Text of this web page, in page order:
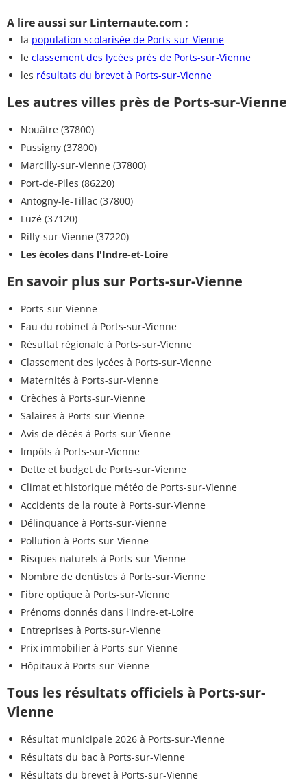
A lire aussi sur Linternaute.com :
la population scolarisée de Ports-sur-Vienne
le classement des lycées près de Ports-sur-Vienne
les résultats du brevet à Ports-sur-Vienne
Les autres villes près de Ports-sur-Vienne
Nouâtre (37800)
Pussigny (37800)
Marcilly-sur-Vienne (37800)
Port-de-Piles (86220)
Antogny-le-Tillac (37800)
Luzé (37120)
Rilly-sur-Vienne (37220)
Les écoles dans l'Indre-et-Loire
En savoir plus sur Ports-sur-Vienne
Ports-sur-Vienne
Eau du robinet à Ports-sur-Vienne
Résultat régionale à Ports-sur-Vienne
Classement des lycées à Ports-sur-Vienne
Maternités à Ports-sur-Vienne
Crèches à Ports-sur-Vienne
Salaires à Ports-sur-Vienne
Avis de décès à Ports-sur-Vienne
Impôts à Ports-sur-Vienne
Dette et budget de Ports-sur-Vienne
Climat et historique météo de Ports-sur-Vienne
Accidents de la route à Ports-sur-Vienne
Délinquance à Ports-sur-Vienne
Pollution à Ports-sur-Vienne
Risques naturels à Ports-sur-Vienne
Nombre de dentistes à Ports-sur-Vienne
Fibre optique à Ports-sur-Vienne
Prénoms donnés dans l'Indre-et-Loire
Entreprises à Ports-sur-Vienne
Prix immobilier à Ports-sur-Vienne
Hôpitaux à Ports-sur-Vienne
Tous les résultats officiels à Ports-sur-
Vienne
Résultat municipale 2026 à Ports-sur-Vienne
Résultats du bac à Ports-sur-Vienne
Résultats du brevet à Ports-sur-Vienne